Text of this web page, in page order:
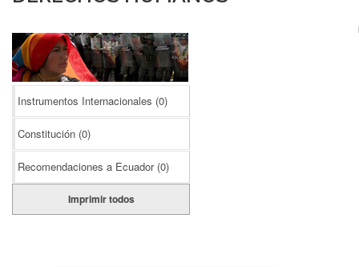
Instrumentos Internacionales (0)
Constitución (0)
Recomendaciones a Ecuador (0)
Imprimir todos